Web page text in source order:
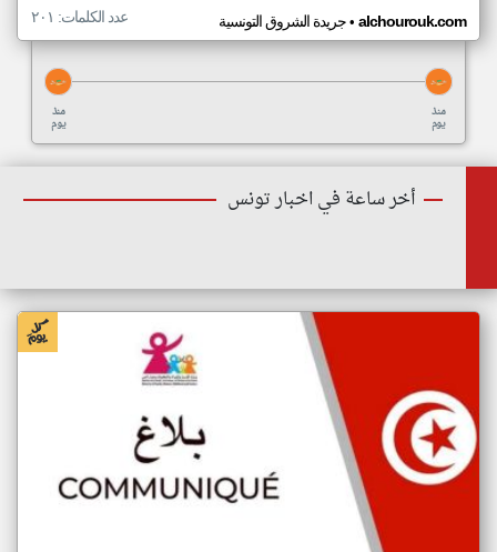
جريدة الشروق التونسية• alchourouk.com عدد الكلمات: ٢٠١
منذ
يوم
منذ
يوم
أخر ساعة في اخبار تونس